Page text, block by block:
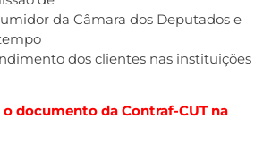
da Câmara dos Deputados e
dos clientes nas instituições
o documento da Contraf-CUT na